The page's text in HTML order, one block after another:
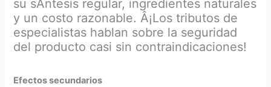
su sÃ­ntesis regular, ingredientes naturales
y un costo razonable. Â¡Los tributos de
especialistas hablan sobre la seguridad
del producto casi sin contraindicaciones!
Efectos secundarios